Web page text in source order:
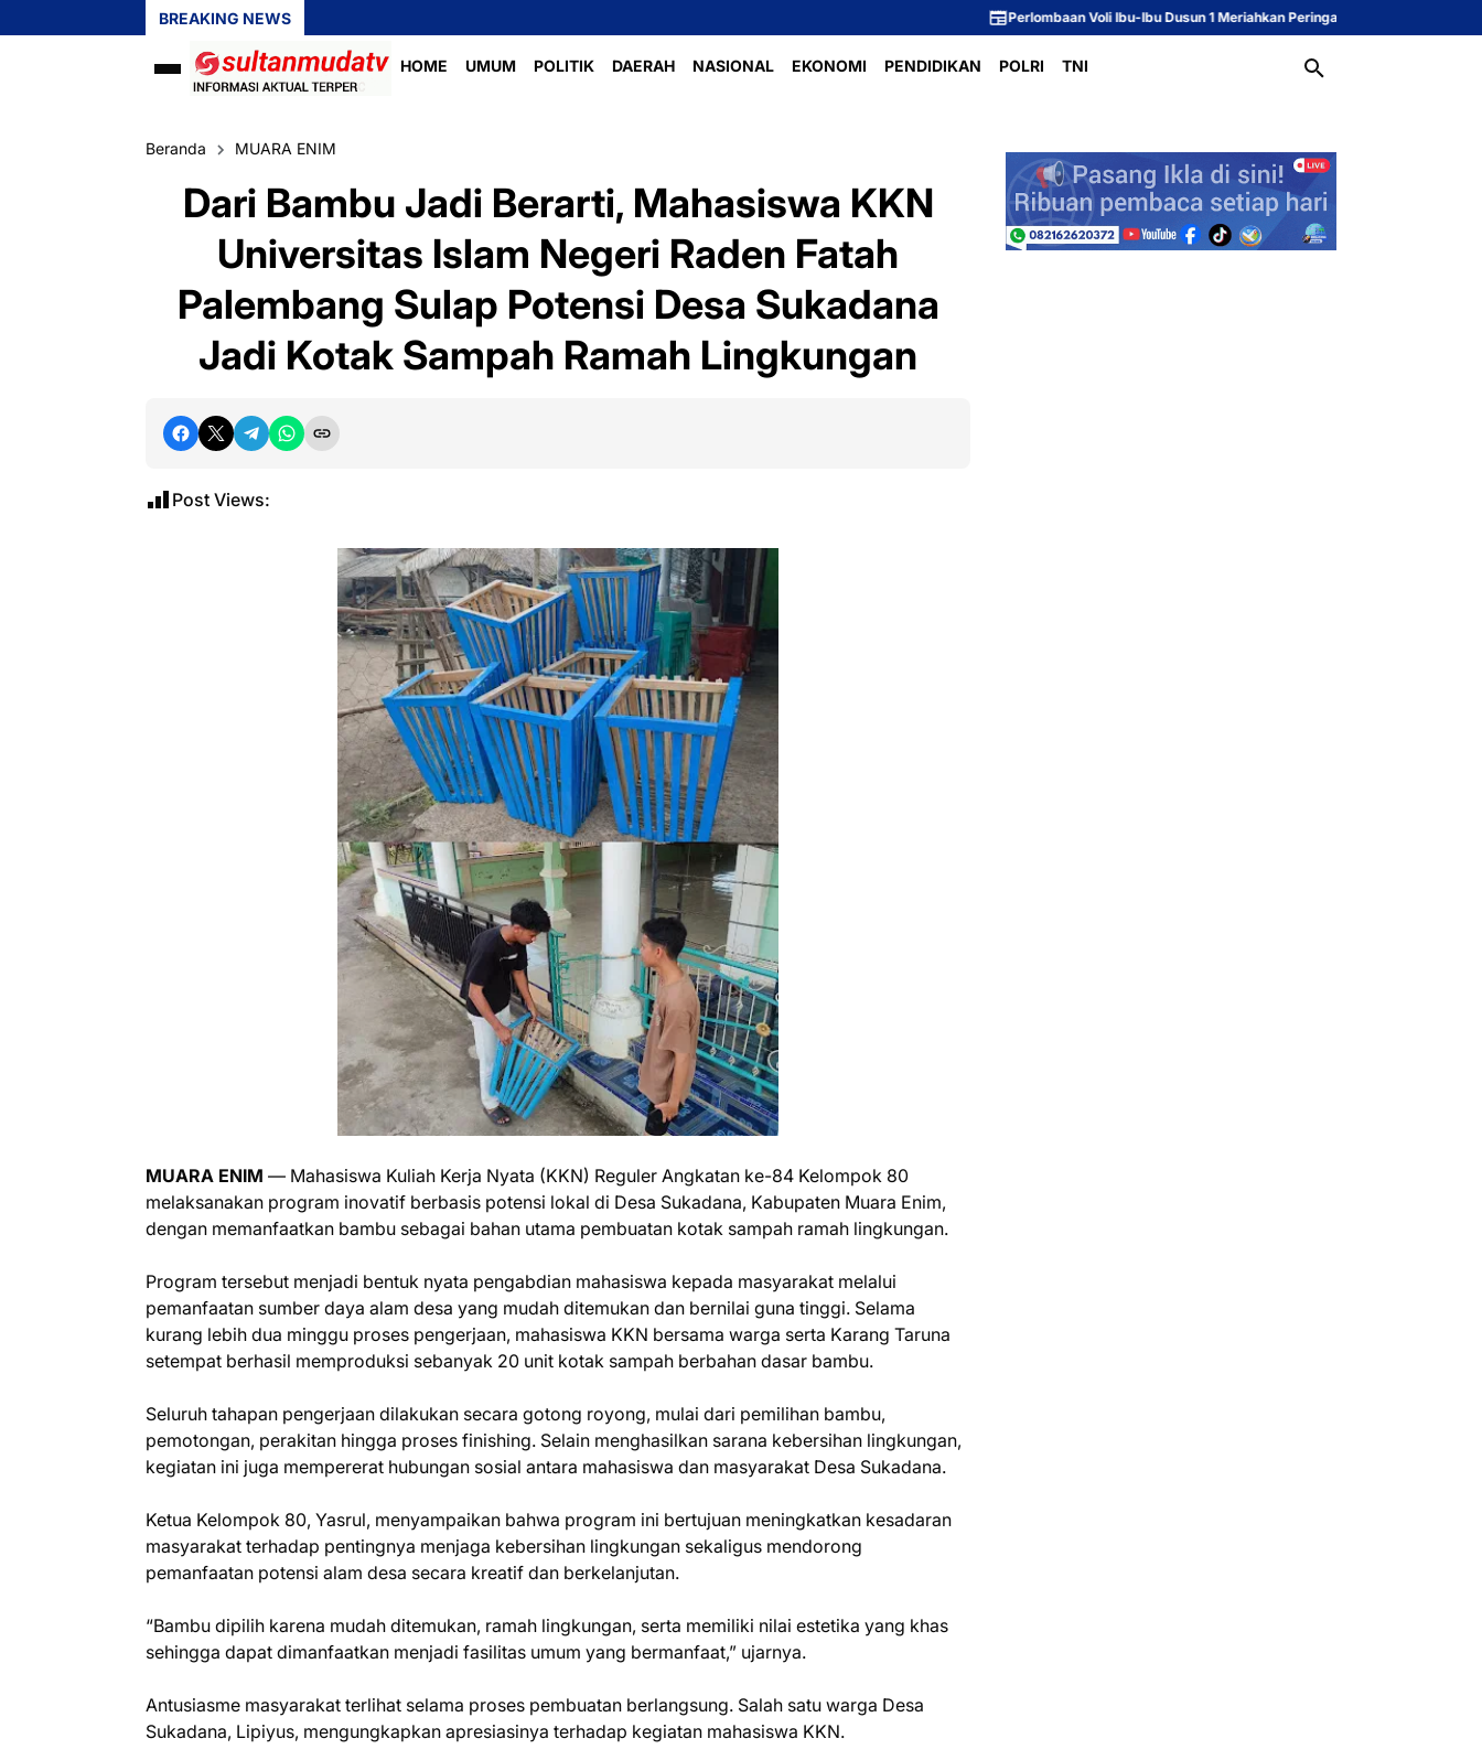
BREAKING NEWS Perlombaan Voli Ibu-Ibu Dusun 1 Meriahkan Peringatan HUT ke-81 Republik Indonesia
HOME UMUM POLITIK DAERAH NASIONAL EKONOMI PENDIDIKAN POLRI TNI
Beranda MUARA ENIM
Dari Bambu Jadi Berarti, Mahasiswa KKN
Universitas Islam Negeri Raden Fatah
Palembang Sulap Potensi Desa Sukadana
Jadi Kotak Sampah Ramah Lingkungan
Post Views:
MUARA ENIM — Mahasiswa Kuliah Kerja Nyata (KKN) Reguler Angkatan ke-84 Kelompok 80
melaksanakan program inovatif berbasis potensi lokal di Desa Sukadana, Kabupaten Muara Enim,
dengan memanfaatkan bambu sebagai bahan utama pembuatan kotak sampah ramah lingkungan.
Program tersebut menjadi bentuk nyata pengabdian mahasiswa kepada masyarakat melalui
pemanfaatan sumber daya alam desa yang mudah ditemukan dan bernilai guna tinggi. Selama
kurang lebih dua minggu proses pengerjaan, mahasiswa KKN bersama warga serta Karang Taruna
setempat berhasil memproduksi sebanyak 20 unit kotak sampah berbahan dasar bambu.
Seluruh tahapan pengerjaan dilakukan secara gotong royong, mulai dari pemilihan bambu,
pemotongan, perakitan hingga proses finishing. Selain menghasilkan sarana kebersihan lingkungan,
kegiatan ini juga mempererat hubungan sosial antara mahasiswa dan masyarakat Desa Sukadana.
Ketua Kelompok 80, Yasrul, menyampaikan bahwa program ini bertujuan meningkatkan kesadaran
masyarakat terhadap pentingnya menjaga kebersihan lingkungan sekaligus mendorong
pemanfaatan potensi alam desa secara kreatif dan berkelanjutan.
“Bambu dipilih karena mudah ditemukan, ramah lingkungan, serta memiliki nilai estetika yang khas
sehingga dapat dimanfaatkan menjadi fasilitas umum yang bermanfaat,” ujarnya.
Antusiasme masyarakat terlihat selama proses pembuatan berlangsung. Salah satu warga Desa
Sukadana, Lipiyus, mengungkapkan apresiasinya terhadap kegiatan mahasiswa KKN.